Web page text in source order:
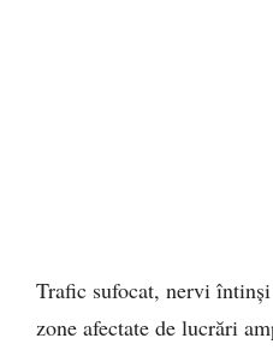
Trafic sufocat, nervi
zone afectate de lucrări